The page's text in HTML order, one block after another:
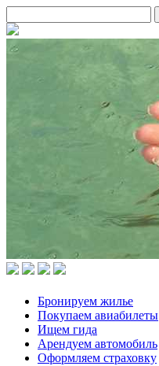
Бронируем жилье
Покупаем авиабилеты
Ищем гида
Арендуем автомобиль
Оформляем страховку